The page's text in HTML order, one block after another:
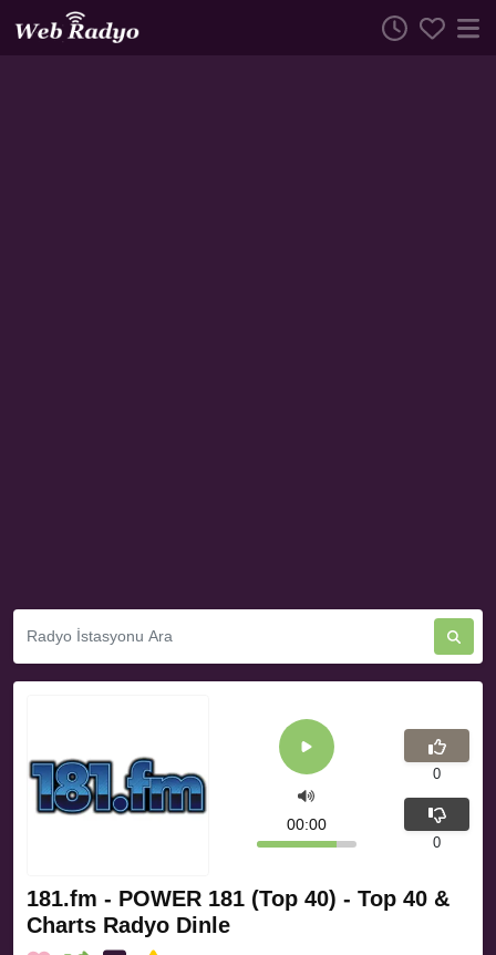
181.fm - POWER 181 (Top 40) - Top 40 &
Charts Radyo Dinle
00:00
0
0